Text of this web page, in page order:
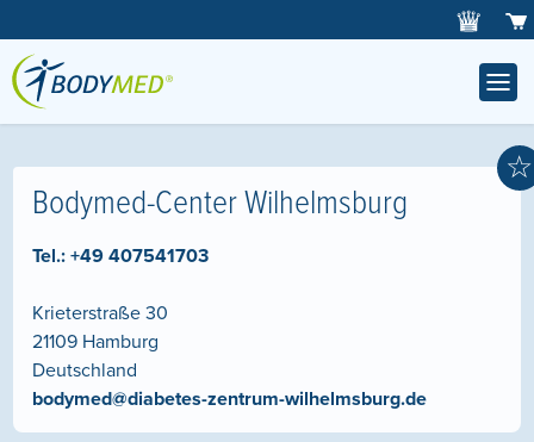
☆
Bodymed-Center Wilhelmsburg
Tel.:+49 407541703
Krieterstraße 30
21109 Hamburg
Deutschland
bodymed@diabetes-zentrum-wilhelmsburg.de